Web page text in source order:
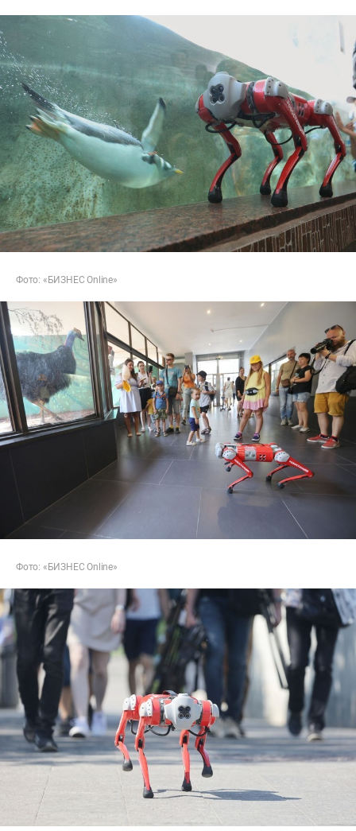
Фото: «БИЗНЕС Online»
Фото: «БИЗНЕС Online»